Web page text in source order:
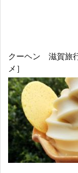
クーヘン 滋賀旅
メ］